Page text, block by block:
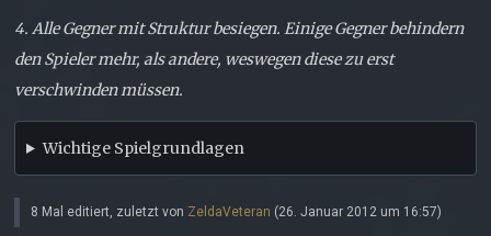
4. Alle Gegner mit Struktur besiegen. Einige Gegner behindern
den Spieler mehr, als andere, weswegen diese zu erst
verschwinden müssen.
Wichtige Spielgrundlagen
8 Mal editiert, zuletzt von ZeldaVeteran (26. Januar 2012 um 16:57)